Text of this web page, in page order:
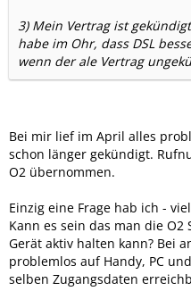
3) Mein Vertrag ist
habe im Ohr, dass DSL
wenn der ale Vertrag
Bei mir lief im April alles
schon länger gekündigt.
O2 übernommen.
Einzig eine Frage hab ich -
Kann es sein das man die
Gerät aktiv halten kann? Bei
problemlos auf Handy, PC
selben Zugangsdaten